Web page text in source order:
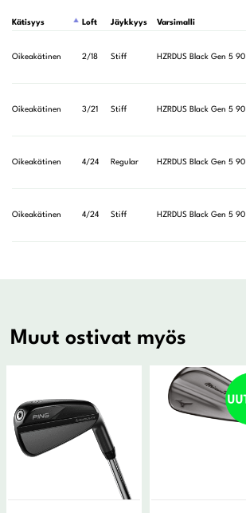
Kätisyys Loft Jäykkyys Varsimalli
Oikeakätinen 2/18 Stiff HZRDUS Black Gen 5 90
Oikeakätinen 3/21 Stiff HZRDUS Black Gen 5 90
Oikeakätinen 4/24 Regular HZRDUS Black Gen 5 90
Oikeakätinen 4/24 Stiff HZRDUS Black Gen 5 90
Muut ostivat myös